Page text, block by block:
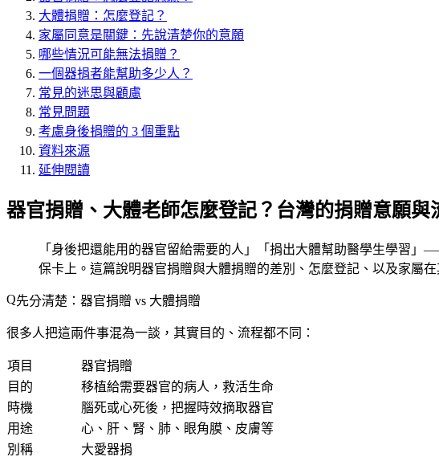
大體捐贈：怎麼登記？
家屬同意是關鍵：先說清楚你的意願
哪些情況可能無法捐贈？
一個器捐者能幫助多少人？
常見的迷思與顧慮
常見問題
考慮身後捐贈的 3 個重點
資料來源
延伸閱讀
器官捐贈、大體老師怎麼登記？台灣的捐贈意願與
「身後把還能用的器官留給需要的人」「捐出大體幫助醫學生學習
保卡上。這篇說明器官捐贈與大體捐贈的差別、怎麼登記、以及家屬在
先分清楚：器官捐贈 vs 大體捐贈
很多人把這兩件事混為一談，其實目的、流程都不同：
項目 器官捐贈
目的
移植給需要器官的病人，救活生命
時機
腦死或心死後，把握時效摘取器官
用途
心、肝、腎、肺、眼角膜、皮膚等
別稱
大愛器捐